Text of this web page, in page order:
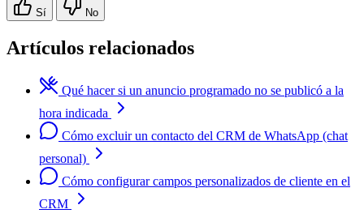
Sí No
Artículos relacionados
Qué hacer si un anuncio programado no se publicó a la
hora indicada
Cómo excluir un contacto del CRM de WhatsApp (chat
personal)
Cómo configurar campos personalizados de cliente en el
CRM